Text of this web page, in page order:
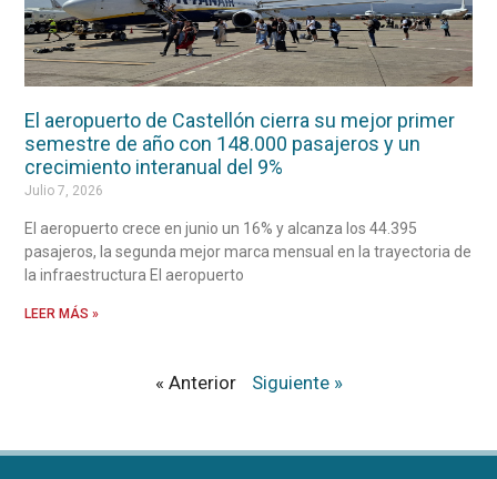
El aeropuerto de Castellón cierra su mejor primer
semestre de año con 148.000 pasajeros y un
crecimiento interanual del 9%
Julio 7, 2026
El aeropuerto crece en junio un 16% y alcanza los 44.395
pasajeros, la segunda mejor marca mensual en la trayectoria de
la infraestructura El aeropuerto
LEER MÁS »
« Anterior Siguiente »